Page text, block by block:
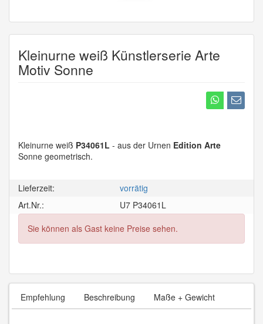
Kleinurne weiß Künstlerserie Arte
Motiv Sonne
Kleinurne weiß P34061L - aus der Urnen Edition Arte
Sonne geometrisch.
Lieferzeit:
vorrätig
Art.Nr.:
U7 P34061L
Sie können als Gast keine Preise sehen.
Empfehlung Beschreibung Maße + Gewicht